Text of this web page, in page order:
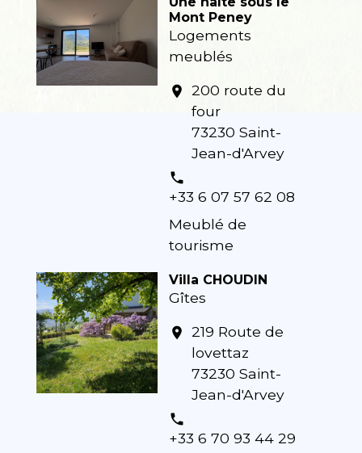
Mont Peney
Logements
meublés
location_on 200 route du
four
73230 Saint-
Jean-d'Arvey
phone
+33 6 07 57 62 08
Meublé de
tourisme
Villa CHOUDIN
Gîtes
location_on 219 Route de
lovettaz
73230 Saint-
Jean-d'Arvey
phone
+33 6 70 93 44 29